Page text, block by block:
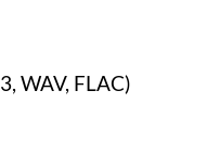
WAV, FLAC)